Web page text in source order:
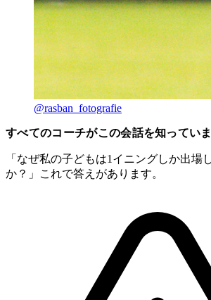
@rasban_fotografie
すべてのコーチがこの会話を知ってい
「なぜ私の子どもは1イニングしか出場
か？」これで答えがあります。